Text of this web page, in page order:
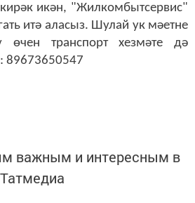
икән, "Жилкомбытсервис"
итә аласыз. Шулай ук мәетне
өчен транспорт хезмәте дә
89673650547
важным и интересным в
Татмедиа